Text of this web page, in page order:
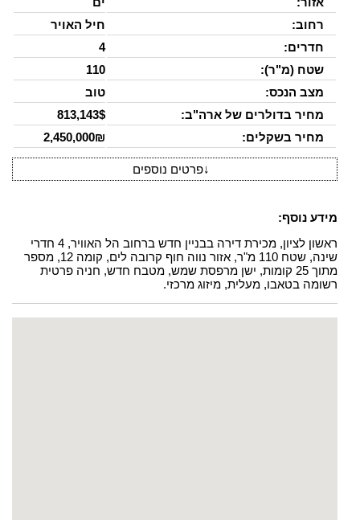
רחוב:
חיל האויר
חדרים:
4
שטח (מ"ר):
110
מצב הנכס:
טוב
מחיר בדולרים של ארה"ב:
813,143$
מחיר בשקלים:
2,450,000₪
↓פרטים נוספים
מידע נוסף:
ראשון לציון, מכירת דירה בבניין חדש ברחוב הל האוויר, 4 חדרי
שינה, שטח 110 מ"ר, אזור נווה חוף קרובה לים, קומה 12, מספר
מתוך 25 קומות, ישן מרפסת שמש, מטבח חדש, חניה פרטית
רשומה בטאבו, מעלית, מיזוג מרכזי.